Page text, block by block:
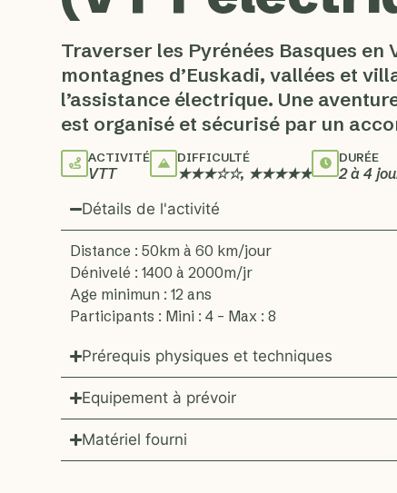
Traverser les Pyrénées Basques
montagnes d’Euskadi, vallées et
l’assistance électrique. Une
est organisé et sécurisé par un
ACTIVITÉ
VTT
DIFFICULTÉ
★★★☆☆, ★★★★★
DURÉE
2 à 4
Détails de l'activité
Distance : 50km à 60 km/jour
Dénivelé : 1400 à 2000m/jr
Age minimun : 12 ans
Participants : Mini : 4 – Max : 8
Prérequis physiques et techniques
Equipement à prévoir
Matériel fourni